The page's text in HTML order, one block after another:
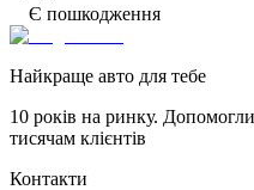
Є пошкодження
Найкраще авто для тебе
10 років на ринку.
тисячам клієнтів
Контакти